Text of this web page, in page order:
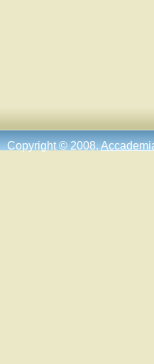
Copyright © 2008.